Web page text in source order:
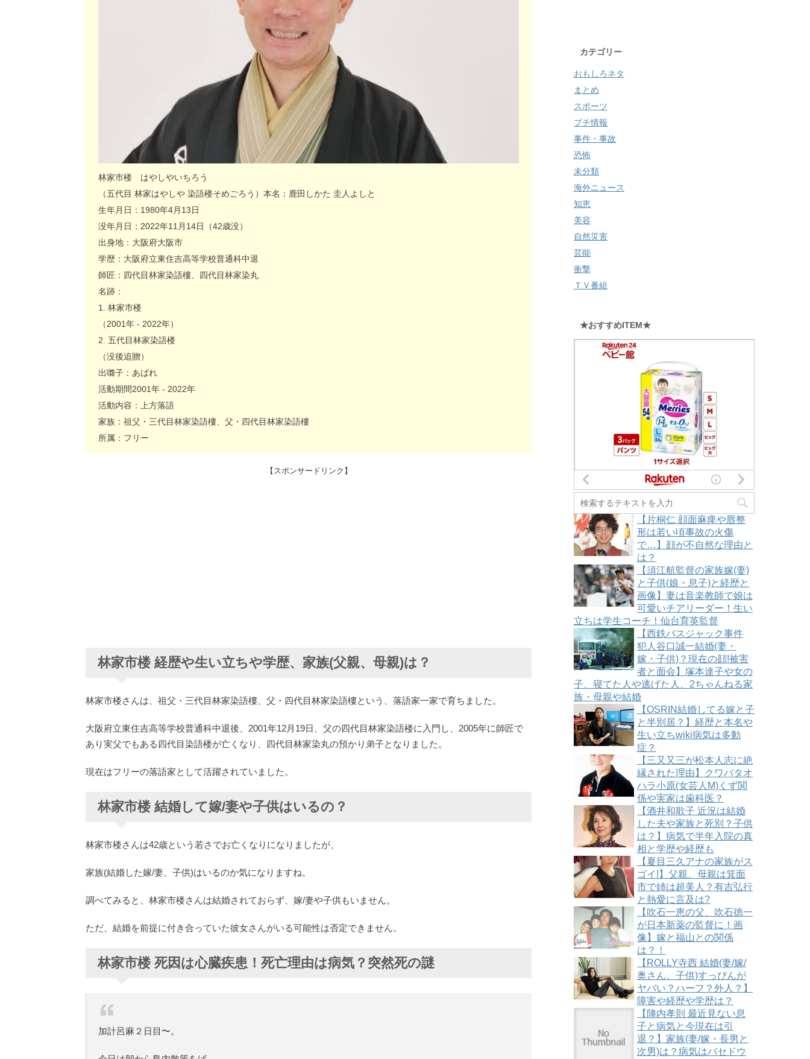
林家市楼 はやしやいちろう
（五代目 林家はやしや 染語楼そめごろう）本名：鹿田しかた 圭人よしと
生年月日：1980年4月13日
没年月日：2022年11月14日（42歳没）
出身地：大阪府大阪市
学歴：大阪府立東住吉高等学校普通科中退
師匠：四代目林家染語樓、四代目林家染丸
名跡：
1. 林家市楼
（2001年 - 2022年）
2. 五代目林家染語楼
（没後追贈）
出囃子：あばれ
活動期間2001年 - 2022年
活動内容：上方落語
家族：祖父・三代目林家染語樓、父・四代目林家染語樓
所属：フリー
【スポンサードリンク】
林家市楼 経歴や生い立ちや学歴、家族(父親、母親)は？
林家市楼さんは、祖父・三代目林家染語樓、父・四代目林家染語樓という、落語家一家で育ちました。
大阪府立東住吉高等学校普通科中退後、2001年12月19日、父の四代目林家染語楼に入門し、2005年に師匠で
あり実父でもある四代目染語楼が亡くなり、四代目林家染丸の預かり弟子となりました。
現在はフリーの落語家として活躍されていました。
林家市楼 結婚して嫁/妻や子供はいるの？
林家市楼さんは42歳という若さでお亡くなりになりましたが、
家族(結婚した嫁/妻、子供)はいるのか気になりますね。
調べてみると、林家市楼さんは結婚されておらず、嫁/妻や子供もいません。
ただ、結婚を前提に付き合っていた彼女さんがいる可能性は否定できません。
林家市楼 死因は心臓疾患！死亡理由は病気？突然死の謎
加計呂麻２日目〜。
カテゴリー
おもしろネタ
まとめ
スポーツ
プチ情報
事件・事故
恐怖
未分類
海外ニュース
知恵
美容
自然災害
芸能
衝撃
ＴＶ番組
★おすすめITEM★
【片桐仁 顔面麻痺や唇整
形は若い頃事故の火傷
で…】顔が不自然な理由と
は？
【須江航監督の家族嫁(妻)
と子供(娘・息子)と経歴と
画像】妻は音楽教師で娘は
可愛いチアリーダー！生い
立ちは学生コーチ！仙台育英監督
【西鉄バスジャック事件
犯人谷口誠一結婚(妻・
嫁・子供)？現在の顔!被害
者と面会】塚本達子や女の
子、寝てた人や逃げた人、2ちゃんねる家
族・母親や結婚
【OSRIN結婚してる嫁と子
と半別居？】経歴と本名や
生い立ちwiki病気は多動
症？
【三又又三が松本人志に絶
縁された理由】クワバタオ
ハラ小原(女芸人M)くず関
係や実家は歯科医？
【酒井和歌子 近況は結婚
した夫や家族と死別？子供
は？】病気で半年入院の真
相と学歴や経歴も
【夏目三久アナの家族がス
ゴイ!】父親、母親は箕面
市で姉は超美人？有吉弘行
と熱愛に言及は?
【吹石一恵の父、吹石徳一
が日本新薬の監督に！画
像】嫁と福山との関係
は？！
【ROLLY寺西 結婚(妻/嫁/
奥さん、子供)すっぴんが
ヤバい？ハーフ？外人？】
障害や経歴や学歴は？
【陣内孝則 最近見ない息
子と病気と今現在は引
退？】家族(妻/嫁・長男と
次男)は？病気はバセドウ